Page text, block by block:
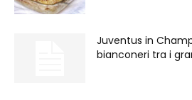
Juventus in
bianconeri tra i